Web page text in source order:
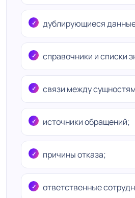
дублирующиеся
справочники и списки
связи между
источники обращений;
причины отказа;
ответственные